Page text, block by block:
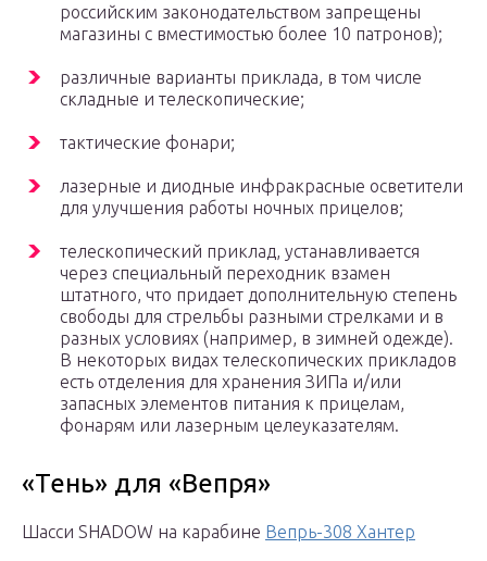
российским законодательством запрещены
магазины с вместимостью более 10 патронов);
различные варианты приклада, в том числе
складные и телескопические;
тактические фонари;
лазерные и диодные инфракрасные осветители
для улучшения работы ночных прицелов;
телескопический приклад, устанавливается
через специальный переходник взамен
штатного, что придает дополнительную степень
свободы для стрельбы разными стрелками и в
разных условиях (например, в зимней одежде).
В некоторых видах телескопических прикладов
есть отделения для хранения ЗИПа и/или
запасных элементов питания к прицелам,
фонарям или лазерным целеуказателям.
«Тень» для «Вепря»
Шасси SHADOW на карабине Вепрь-308 Хантер